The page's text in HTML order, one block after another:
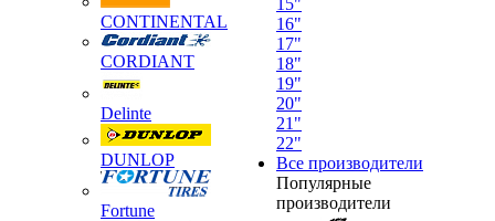
CONTINENTAL
CORDIANT
Delinte
DUNLOP
Fortune
16"
17"
18"
19"
20"
21"
22"
Все производители
Популярные
производители